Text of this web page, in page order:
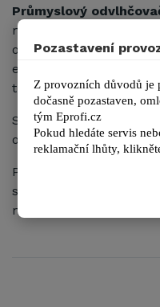
Průmyslový
mezi špičku a to nejen
odvlhčovacímu výkonu
energie, ale i pro své
trvanlivost použitých
Společnost EPROFI.CZ je
odvlhčovačů značky
Pro naše zákazníky
servis, technickou
náhradních dílů ATIKA.
Pozastavení
Z provozních důvodů je
dočasně pozastaven,
tým Eprofi.cz
Pokud hledáte servis
reklamační lhůty, kl